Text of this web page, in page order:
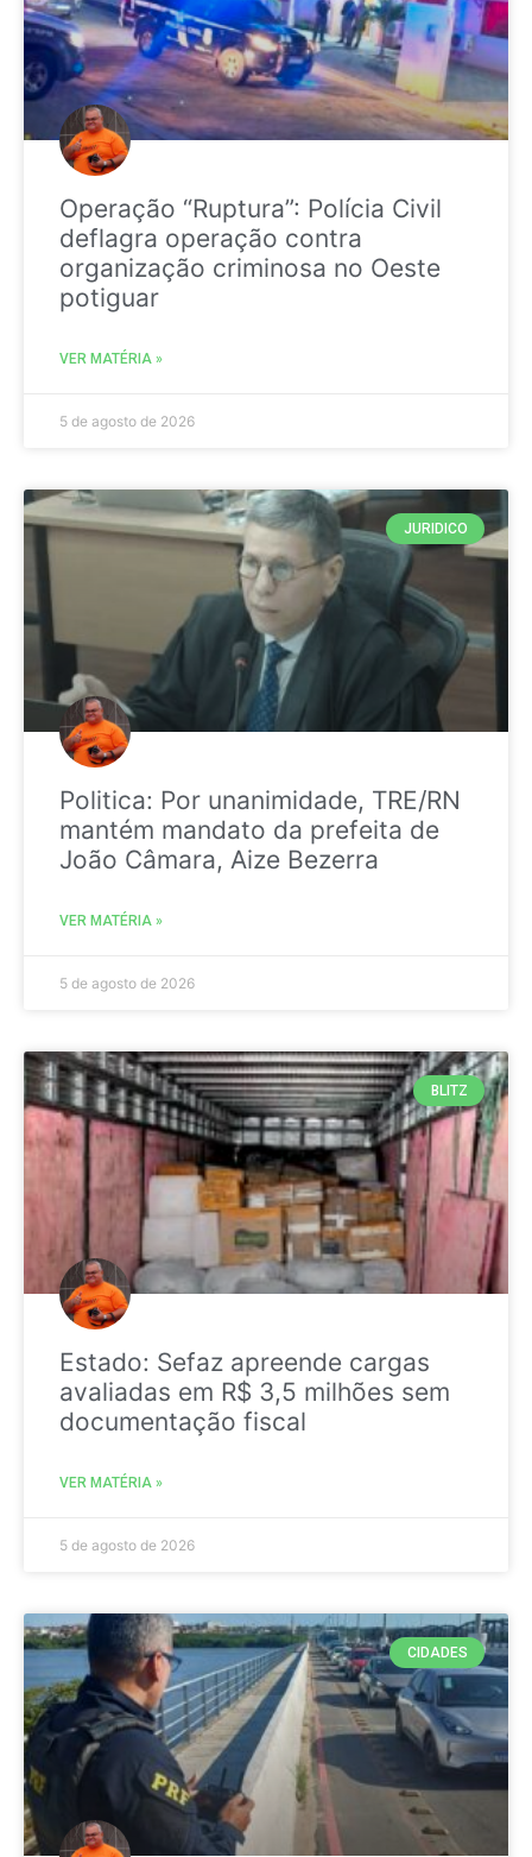
Operação “Ruptura”: Polícia Civil
deflagra operação contra
organização criminosa no Oeste
potiguar
VER MATÉRIA »
5 de agosto de 2026
JURIDICO
Politica: Por unanimidade, TRE/RN
mantém mandato da prefeita de
João Câmara, Aize Bezerra
VER MATÉRIA »
5 de agosto de 2026
BLITZ
Estado: Sefaz apreende cargas
avaliadas em R$ 3,5 milhões sem
documentação fiscal
VER MATÉRIA »
5 de agosto de 2026
CIDADES